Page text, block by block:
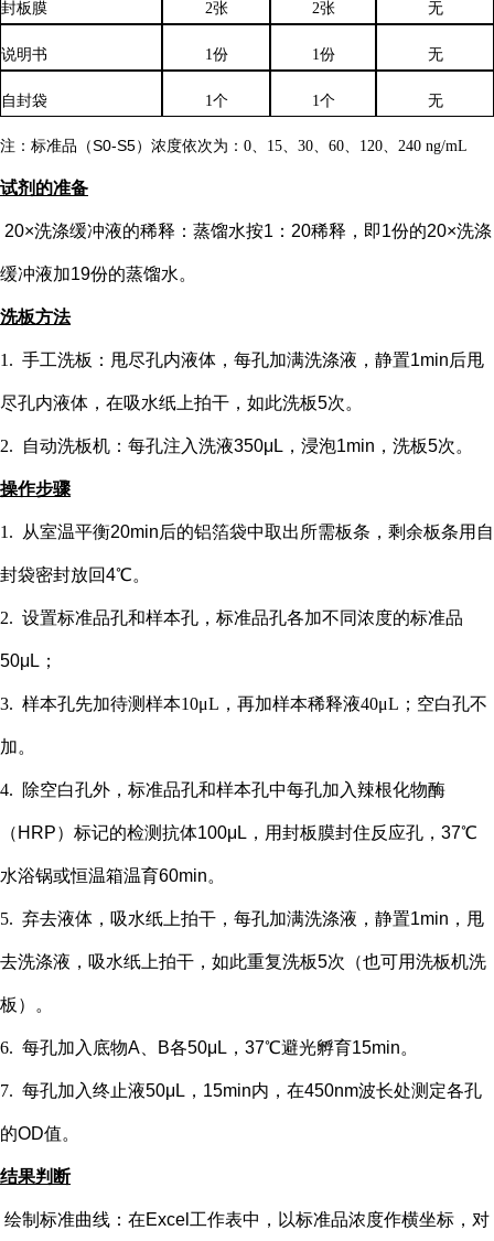
封板膜 2张 2张 无
说明书 1份 1份 无
自封袋 1个 1个 无
注：标准品（S0-S5）浓度依次为： 0、15、30、60、120、240 ng/mL
试剂的准备
20×洗涤缓冲液的稀释：蒸馏水按1：20稀释，即1份的20×洗涤
缓冲液加19份的蒸馏水。
洗板方法
1. 手工洗板：甩尽孔内液体，每孔加满洗涤液，静置1min后甩
尽孔内液体，在吸水纸上拍干，如此洗板5次。
2. 自动洗板机：每孔注入洗液350μL，浸泡1min，洗板5次。
操作步骤
1. 从室温平衡20min后的铝箔袋中取出所需板条，剩余板条用自
封袋密封放回4℃。
2. 设置标准品孔和样本孔 ，标准品孔各加不同浓度的标准品
50μL；
3. 样本孔先加待测样本10μL，再加样本稀释液40μL； 空白孔不
加。
4. 除空白孔外， 标准品孔和样本孔中每孔加入辣根化物酶
（ HRP）标记的检测抗体100μL，用封板膜封住反应孔，37℃
水浴锅或恒温箱温育60min。
5. 弃去液体，吸水纸上拍干，每孔加满洗涤液，静置1min，甩
去洗涤液，吸水纸上拍干，如此重复洗板5次（也可用洗板机洗
板）。
6. 每孔加入底物A、B各50μL，37℃避光孵育15min。
7. 每孔加入终止液50μL，15min内，在450nm波长处测定各孔
的OD值。
结果判断
绘制标准曲线：在Excel工作表中，以标准品浓度作横坐标，对